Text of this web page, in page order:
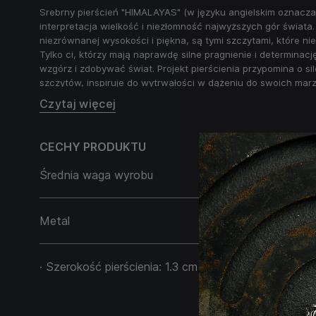
Srebrny pierścień "HIMALAYAS" (w języku angielskim oznacza
interpretacja wielkość i niezłomność najwyższych gór
niezrównanej wysokości i piękna, są tymi szczytami, które
Tylko ci, którzy mają naprawdę silne pragnienie i
wzgórz i zdobywać świat. Projekt pierścienia przypomina o
szczytów, inspiruje do wytrwałości w dążeniu do swoich
Ta biżuteria odzwierciedla paralelę między wielkością gór a
pierścienia podkreśla determinację i siłę ducha, motywuje
sukcesu niezależnie od przeszkód.
Czytaj więcej
CECHY PRODUKTU
Średnia waga wyrobu
16,20 g
Metal Srebro 925
· Szerokość pierścienia: 1.3 cm